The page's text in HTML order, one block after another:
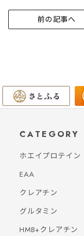
前の記事へ
CATEGORY
ホエイプロテイン
EAA
クレアチン
グルタミン
HMB+クレアチン